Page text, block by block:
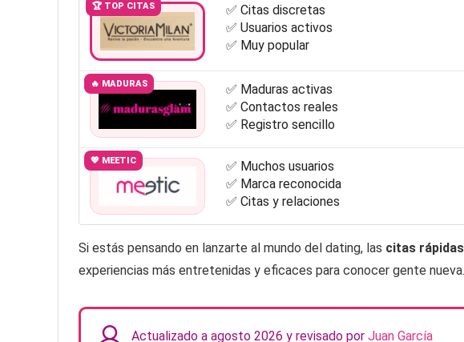
🏆 TOP CITAS
✅ Citas discretas
✅ Usuarios activos
✅ Muy popular
🔥 MADURAS
✅ Maduras activas
✅ Contactos reales
✅ Registro sencillo
💖 MEETIC
✅ Muchos usuarios
✅ Marca reconocida
✅ Citas y relaciones
Si estás pensando en lanzarte al mundo del dating, las citas
experiencias más entretenidas y eficaces para conocer gente nueva.
Actualizado a agosto 2026 y revisado por Juan García